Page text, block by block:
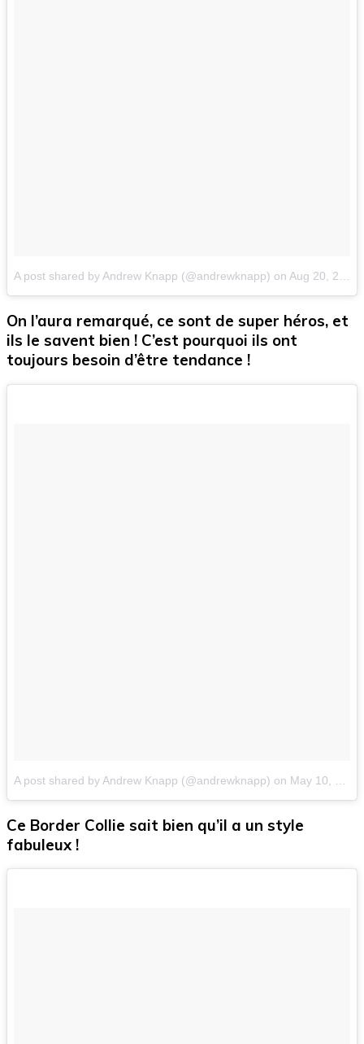
A post shared by Andrew Knapp (@andrewknapp) on Aug 20, 2016 at 6:57am PDT
On l’aura remarqué, ce sont de super héros, et
ils le savent bien ! C’est pourquoi ils ont
toujours besoin d’être tendance !
A post shared by Andrew Knapp (@andrewknapp) on May 10, 2016 at 8:22am PDT
Ce Border Collie sait bien qu’il a un style
fabuleux !